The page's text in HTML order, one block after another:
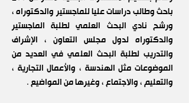
باحث وطالب دراسات عليا للماجستير والدكتوراه ،
ورشح نادي البحث العلمي لطلبة الماجستير
والدكتوراه لدول مجلس التعاون ، الإشراف
والتدريب لطلبة البحث العلمي في العديد من
الموضوعات مثل الهندسة ، والأعمال التجارية ،
والتعليم ، والاجتماع ، وغيرها من المواضيع .